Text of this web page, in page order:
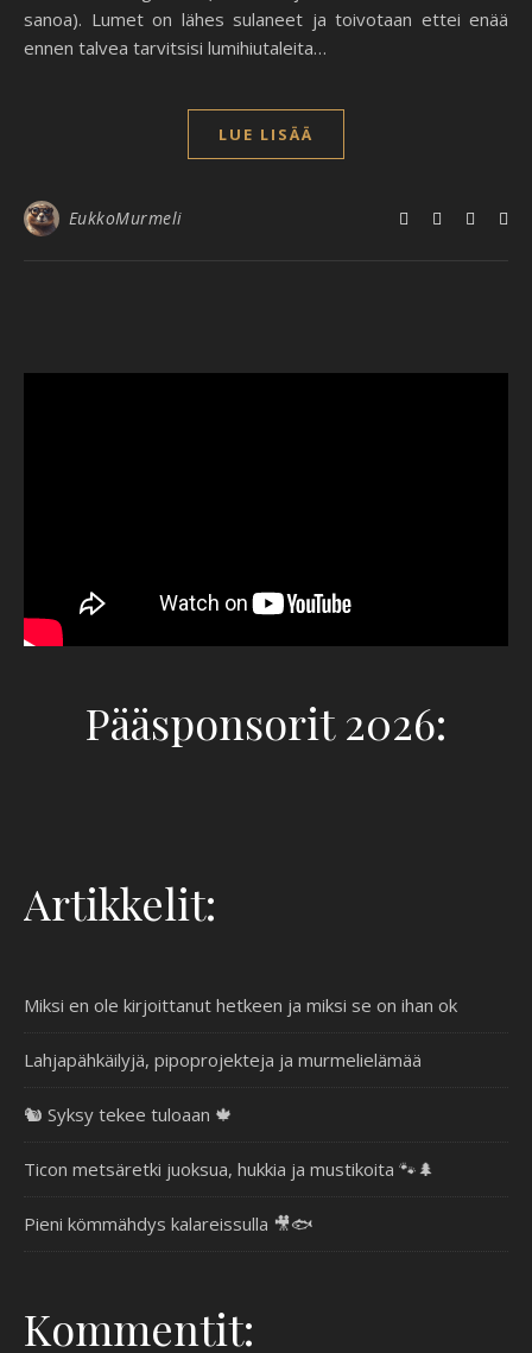
sanoa). Lumet on lähes sulaneet ja toivotaan ettei enää
ennen talvea tarvitsisi lumihiutaleita…
LUE LISÄÄ
EukkoMurmeli
Pääsponsorit 2026:
Artikkelit:
Miksi en ole kirjoittanut hetkeen ja miksi se on ihan ok
Lahjapähkäilyjä, pipoprojekteja ja murmelielämää
🐿️ Syksy tekee tuloaan 🍁
Ticon metsäretki juoksua, hukkia ja mustikoita 🐾🌲
Pieni kömmähdys kalareissulla 🎥🐟
Kommentit: